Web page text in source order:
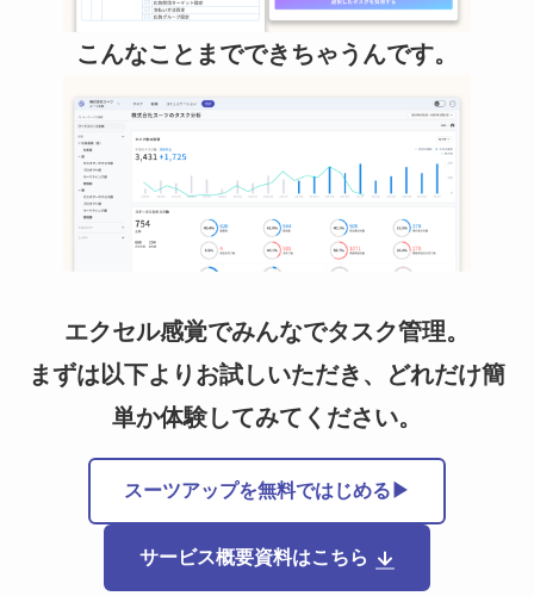
こんなことまでできちゃうんです。
エクセル感覚でみんなでタスク管理。
まずは以下よりお試しいただき、どれだけ簡
単か体験してみてください。
スーツアップを無料ではじめる▶
サービス概要資料はこちら